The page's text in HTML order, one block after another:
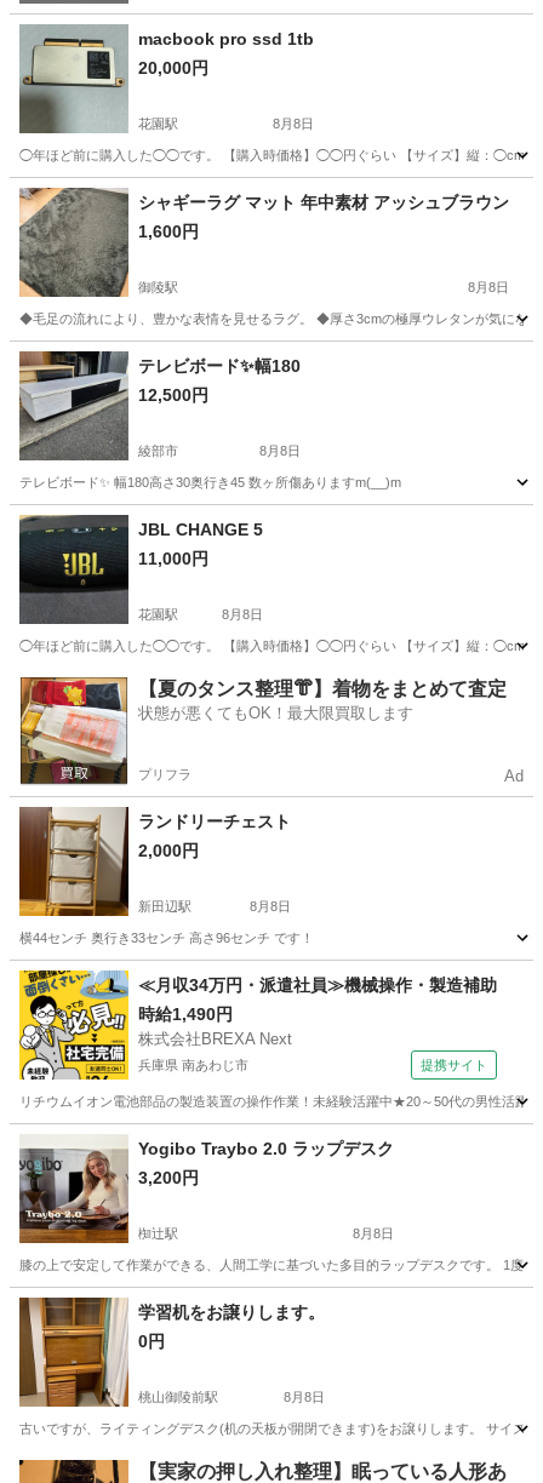
macbook pro ssd 1tb
20,000円
花園駅 8月8日
◯年ほど前に購入した◯◯です。 【購入時価格】◯◯円ぐらい 【サイズ】縦：◯cm、
京都 京都市 花園駅 テーブル macbook pro
シャギーラグ マット 年中素材 アッシュブラウン
1,600円
御陵駅 8月8日
◆毛足の流れにより、豊かな表情を見せるラグ。 ◆厚さ3cmの極厚ウレタンが気にな
京都 京都市 御陵駅 カーペット/マット/ラグ
テレビボード✨幅180
12,500円
綾部市 8月8日
テレビボード✨ 幅180高さ30奥行き45 数ヶ所傷ありますm(__)m
京都 綾部市
JBL CHANGE 5
11,000円
花園駅 8月8日
◯年ほど前に購入した◯◯です。 【購入時価格】◯◯円ぐらい 【サイズ】縦：◯cm、
京都 京都市 花園駅 テーブル
【夏のタンス整理👘】着物をまとめて査定
状態が悪くてもOK！最大限買取します
プリフラ Ad
ランドリーチェスト
2,000円
新田辺駅 8月8日
横44センチ 奥行き33センチ 高さ96センチ です！
京都 京田辺市 新田辺駅 収納家具
≪月収34万円・派遣社員≫機械操作・製造補助
時給1,490円
株式会社BREXA Next
兵庫県 南あわじ市 提携サイト
リチウムイオン電池部品の製造装置の操作作業！未経験活躍中★20～50代の男性活
兵庫 南あわじ市Yogibo Traybo 2.0 ラップデスク
3,200円
椥辻駅 8月8日
膝の上で安定して作業ができる、人間工学に基づいた多目的ラップデスクです。 1度
京都 京都市 椥辻駅 テーブル
学習机をお譲りします。
0円
桃山御陵前駅 8月8日
古いですが、ライティングデスク(机の天板が開閉できます)をお譲りします。 サイズ
京都 京都市 桃山御陵前駅 その他
【実家の押し入れ整理】眠っている人形あ